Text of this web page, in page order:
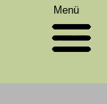
Menü